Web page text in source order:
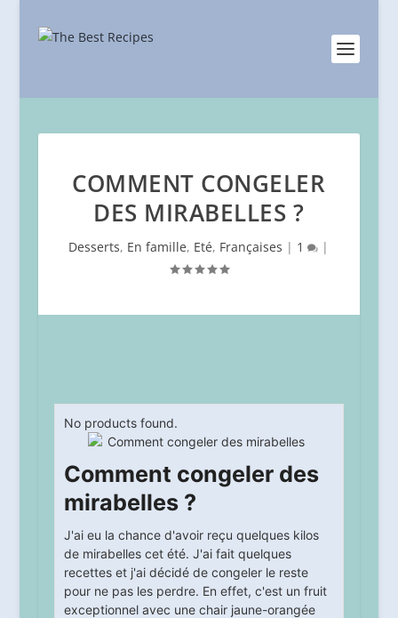
COMMENT CONGELER
DES MIRABELLES ?
Desserts, En famille, Eté, Françaises | 1 |
No products found.
Comment congeler des
mirabelles ?
J'ai eu la chance d'avoir reçu quelques kilos
de mirabelles cet été. J'ai fait quelques
recettes et j'ai décidé de congeler le reste
pour ne pas les perdre. En effet, c'est un fruit
exceptionnel avec une chair jaune-orangée